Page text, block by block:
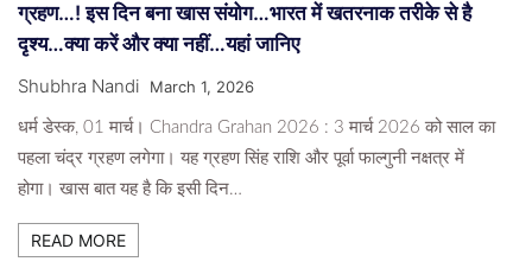
ग्रहण…! इस दिन बना खास संयोग…भारत में खतरनाक तरीके से है
दृश्य…क्या करें और क्या नहीं…यहां जानिए
Shubhra Nandi March 1, 2026
धर्म डेस्क, 01 मार्च। Chandra Grahan 2026 : 3 मार्च 2026 को साल का
पहला चंद्र ग्रहण लगेगा। यह ग्रहण सिंह राशि और पूर्वा फाल्गुनी नक्षत्र में
होगा। खास बात यह है कि इसी दिन…
READ MORE